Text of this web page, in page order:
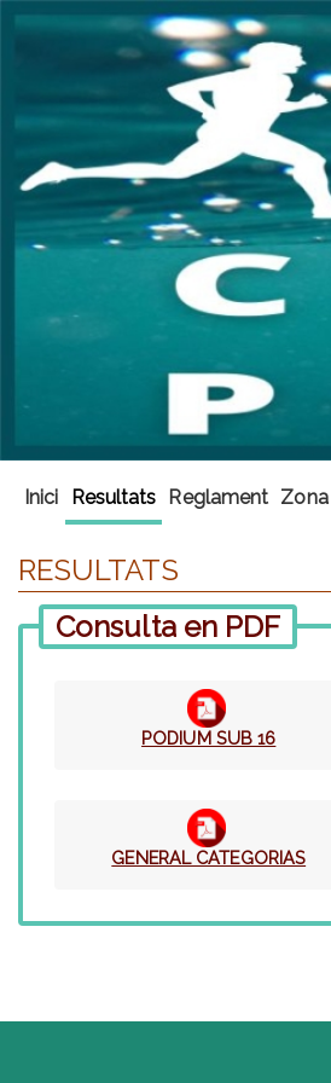
Inici Resultats Reglament
RESULTATS
Consulta en PDF
PODIUM SUB 16
GENERAL CATEGORIAS